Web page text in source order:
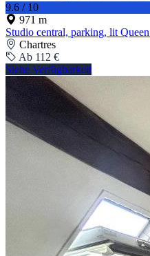
9.6 / 10
971 m
Studio central, parking, lit
Chartres
Ab 112 €
Siehe Verfügbarkeit